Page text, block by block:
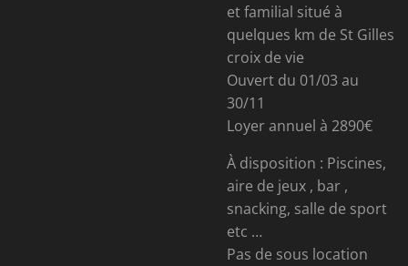
et familial situé à
quelques km de St Gilles
croix de vie
Ouvert du 01/03 au
30/11
Loyer annuel à 2890€
À disposition : Piscines,
aire de jeux , bar ,
snacking, salle de sport
etc …
Pas de sous location